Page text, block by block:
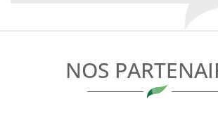
NOS